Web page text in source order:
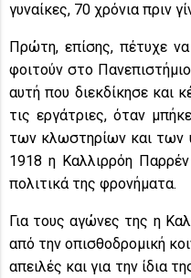
γυναίκες, 70 χρόνια πριν
Πρώτη, επίσης, πέτυχε να
φοιτούν στο
αυτή που διεκδίκησε και
τις εργάτριες, όταν
των κλωστηρίων και των
1918 η Καλλιρρόη
πολιτικά της φρονήματα.
Για τους αγώνες της η
από την οπισθοδρομική
απειλές και για την ίδια